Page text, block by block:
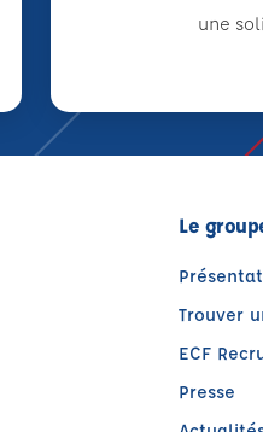
une
Le
Trouver
ECF
Presse